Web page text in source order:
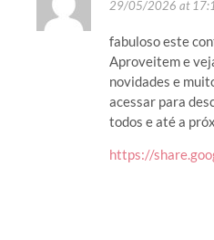
29/05/2026 at
fabuloso este
Aproveitem e
novidades e
acessar para
todos e até a
https://